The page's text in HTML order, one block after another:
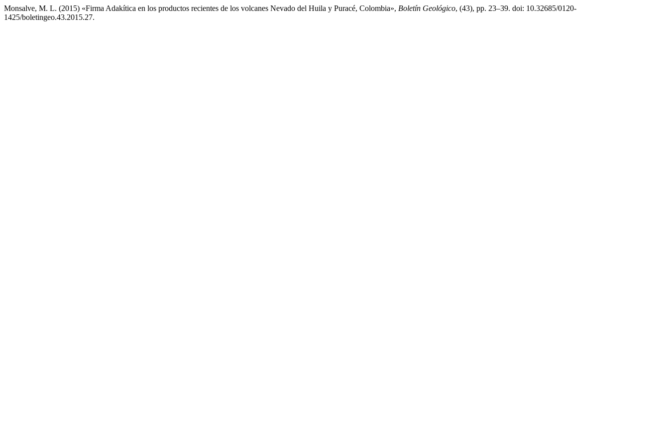
Monsalve, M. L. (2015) «Firma Adakítica en los productos recientes de los volcanes Nevado del Huila y Puracé, Colombia», Boletín Geológico, (43), pp. 23–39. doi: 10.32685/0120-
1425/boletingeo.43.2015.27.